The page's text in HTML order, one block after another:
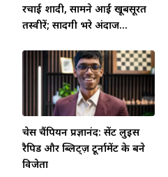
रचाई शादी, सामने आईं खूबसूरत
तस्वीरें; सादगी भरे अंदाज...
चेस चैंपियन प्रज्ञानंद: सेंट लुइस
रैपिड और ब्लिट्ज़ टूर्नामेंट के बने
विजेता